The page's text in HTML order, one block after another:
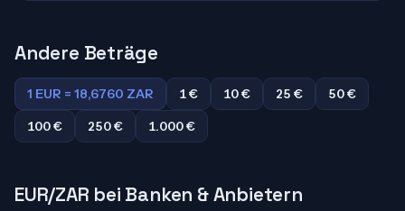
Andere Beträge
1 EUR = 18,6760 ZAR 1 € 10 € 25 €
50 €
100 €
250 € 1.000 €
EUR/ZAR bei Banken & Anbietern